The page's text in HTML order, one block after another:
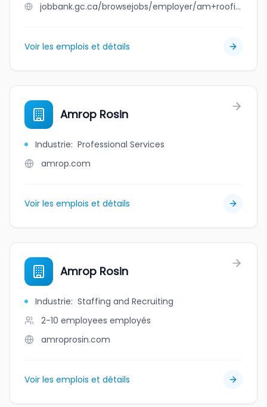
jobbank.gc.ca/browsejobs/employer/am+roofing+ltd./ca
Voir les emplois et détails
Amrop Rosin
Industrie: Professional Services
amrop.com
Voir les emplois et détails
Amrop Rosin
Industrie: Staffing and Recruiting
2-10 employees employés
amroprosin.com
Voir les emplois et détails